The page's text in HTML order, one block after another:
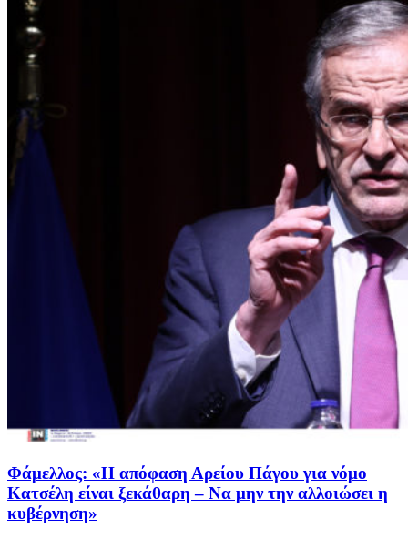
Φάμελλος: «Η απόφαση Αρείου Πάγου για νόμο
Κατσέλη είναι ξεκάθαρη – Να μην την αλλοιώσει η
κυβέρνηση»